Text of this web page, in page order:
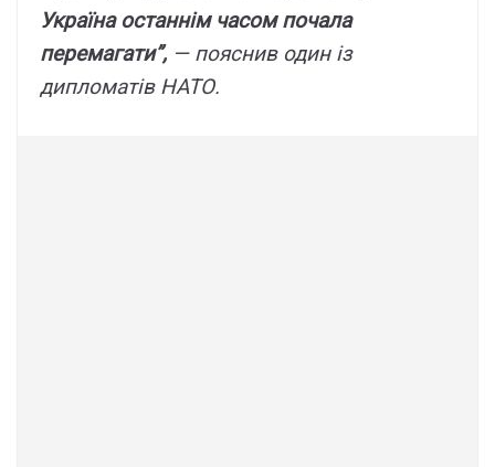
Україна останнім часом почала
перемагати”,— пояснив один із
дипломатів НАТО.